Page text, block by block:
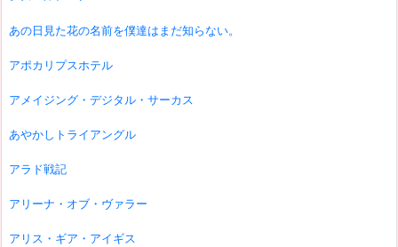
あの日見た花の名前を僕達はまだ知らない。
アポカリプスホテル
アメイジング・デジタル・サーカス
あやかしトライアングル
アラド戦記
アリーナ・オブ・ヴァラー
アリス・ギア・アイギス